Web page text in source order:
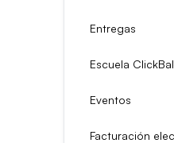
Entregas
Escuela
Eventos
Facturación